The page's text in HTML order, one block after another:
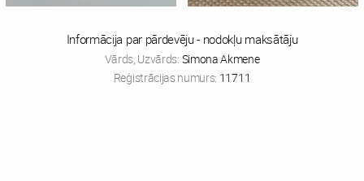
Informācija par pārdevēju - nodokļu maksātāju
Vārds, Uzvārds: Simona Akmene
Reģistrācijas numurs: 11711